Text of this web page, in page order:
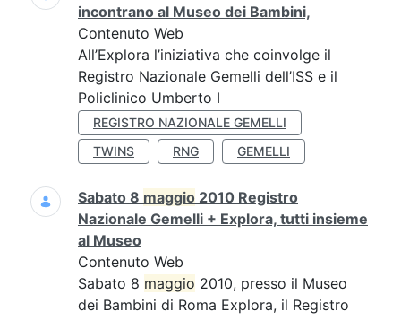
incontrano al Museo dei Bambini,
Contenuto Web
All’Explora l’iniziativa che coinvolge il
Registro Nazionale Gemelli dell’ISS e il
Policlinico Umberto I
REGISTRO NAZIONALE GEMELLI
TWINS
RNG GEMELLI
Sabato 8 maggio 2010 Registro
Nazionale Gemelli + Explora, tutti insieme
al Museo
Contenuto Web
Sabato 8 maggio 2010, presso il Museo
dei Bambini di Roma Explora, il Registro